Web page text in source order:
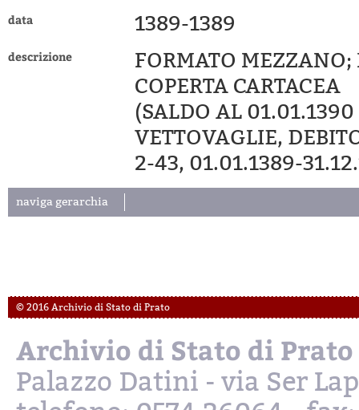
data 1389-1389
descrizione
FORMATO
COPERTA CARTACEA
(SALDO AL
VETTOVAGLIE,
2-43, 01.01.1389-
naviga gerarchia
© 2016 Archivio di Stato di Prato
Archivio di Stato di Prato
Palazzo Datini - via Ser